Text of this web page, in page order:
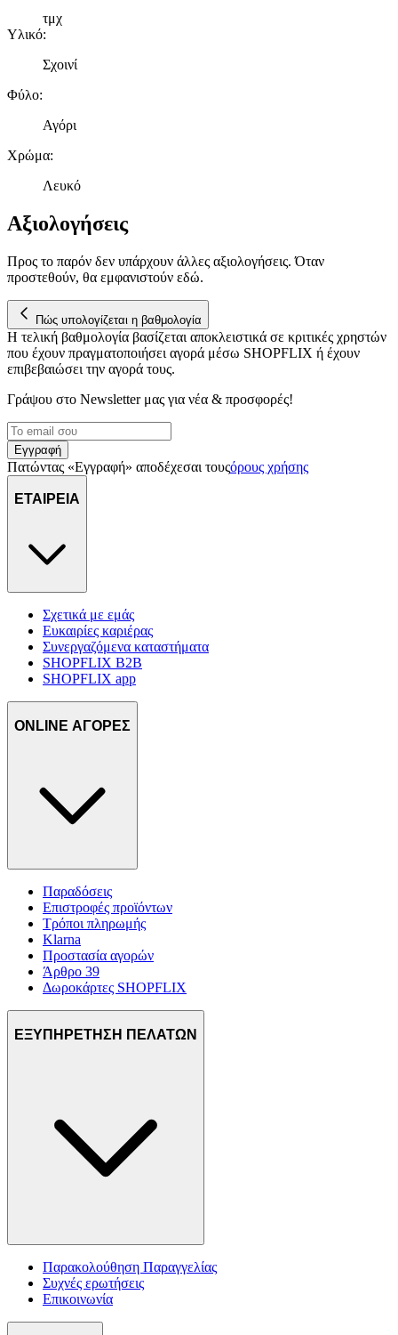
πληροφορίες σχετικά με την από μέρους σας χρήση της
τοποθεσίας μας στους συνεργάτες μέσων κοινωνικής
δικτύωσης, διαφημίσεων και ανάλυσης.
τμχ
Υλικό:
Σχοινί
Φύλο:
Αγόρι
Χρώμα:
Λευκό
Αξιολογήσεις
Προς το παρόν δεν υπάρχουν άλλες αξιολογήσεις. Όταν
προστεθούν, θα εμφανιστούν εδώ.
Πώς υπολογίζεται η βαθμολογία
Η τελική βαθμολογία βασίζεται αποκλειστικά σε κριτικές χρηστών
που έχουν πραγματοποιήσει αγορά μέσω SHOPFLIX ή έχουν
επιβεβαιώσει την αγορά τους.
Γράψου στο Νewsletter μας για νέα & προσφορές!
Εγγραφή
Πατώντας «Εγγραφή» αποδέχεσαι τουςόρους χρήσης
ΕΤΑΙΡΕΙΑ
Σχετικά με εμάς
Ευκαιρίες καριέρας
Συνεργαζόμενα καταστήματα
SHOPFLIX B2B
SHOPFLIX app
ONLINE ΑΓΟΡΕΣ
Παραδόσεις
Επιστροφές προϊόντων
Τρόποι πληρωμής
Klarna
Προστασία αγορών
Άρθρο 39
Δωροκάρτες SHOPFLIX
ΕΞΥΠΗΡΕΤΗΣΗ ΠΕΛΑΤΩΝ
Παρακολούθηση Παραγγελίας
Συχνές ερωτήσεις
Επικοινωνία